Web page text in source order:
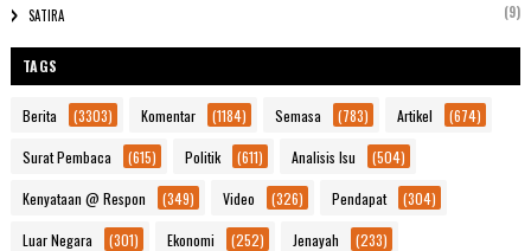
SATIRA (9)
TAGS
Berita (3303) Komentar (1184) Semasa (783) Artikel (674)
Surat Pembaca (615) Politik (611) Analisis Isu (504)
Kenyataan @ Respon (349) Video (326) Pendapat (304)
Luar Negara (301) Ekonomi (252) Jenayah (233)